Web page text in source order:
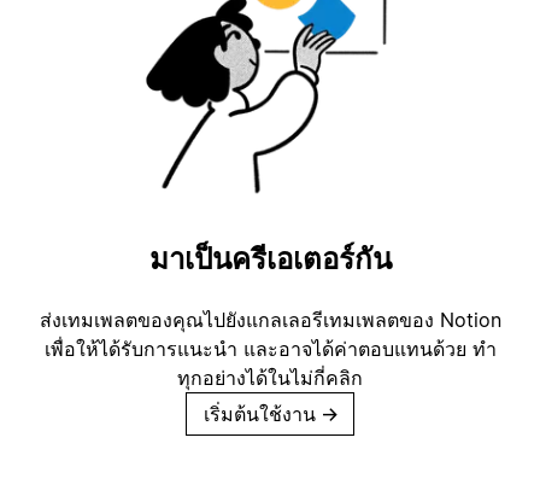
มาเป็นครีเอเตอร์กัน
ส่งเทมเพลตของคุณไปยังแกลเลอรีเทมเพลตของ Notion
เพื่อให้ได้รับการแนะนำ และอาจได้ค่าตอบแทนด้วย ทำ
ทุกอย่างได้ในไม่กี่คลิก
เริ่มต้นใช้งาน →